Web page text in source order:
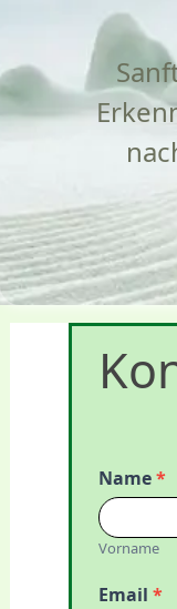
Kontakt
Name*
Vorname
Vorname
Email*